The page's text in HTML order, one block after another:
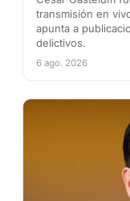
transmisión en
apunta a
delictivos.
6 ago. 2026